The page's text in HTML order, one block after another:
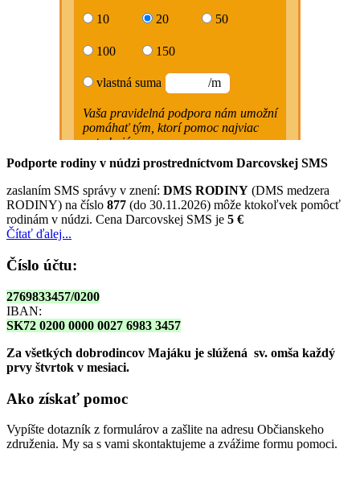
Podporte rodiny v núdzi prostredníctvom Darcovskej SMS
zaslaním SMS správy v znení: DMS RODINY (DMS medzera
RODINY) na číslo 877 (do 30.11.2026) môže ktokoľvek pomôcť
rodinám v núdzi. Cena Darcovskej SMS je 5 €
Čítať ďalej...
Číslo účtu:
2769833457/0200
IBAN:
SK72 0200 0000 0027 6983 3457
Za všetkých dobrodincov Majáku je slúžená sv. omša každý
prvy štvrtok v mesiaci.
Ako získať pomoc
Vypíšte dotazník z formulárov a zašlite na adresu Občianskeho
združenia. My sa s vami skontaktujeme a zvážime formu pomoci.